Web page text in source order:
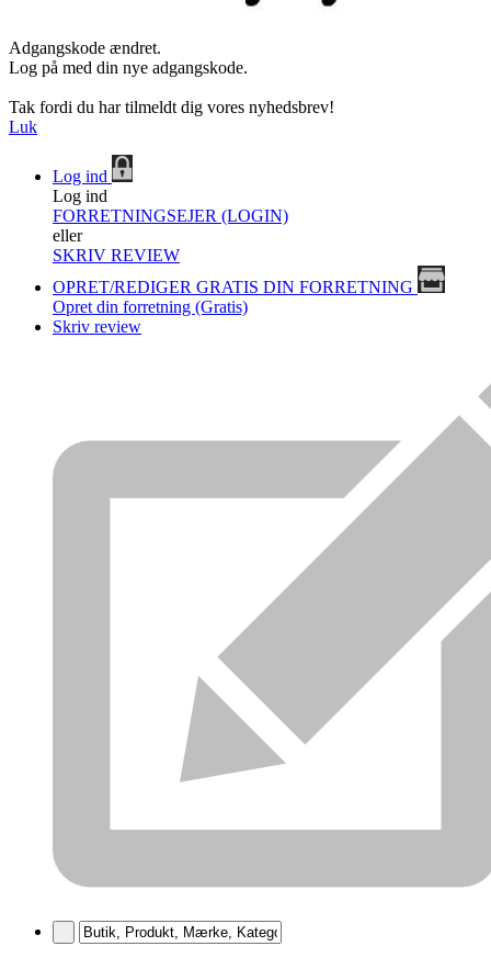
Adgangskode ændret.
Log på med din nye adgangskode.
Tak fordi du har tilmeldt dig vores nyhedsbrev!
Luk
Log ind
Log ind
FORRETNINGSEJER (LOGIN)
eller
SKRIV REVIEW
OPRET/REDIGER GRATIS DIN FORRETNING
Opret din forretning (Gratis)
Skriv review